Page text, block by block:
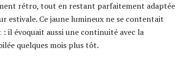
rétro, tout en restant parfaitement adaptée
estivale. Ce jaune lumineux ne se contentait
il évoquait aussi une continuité avec la
quelques mois plus tôt.